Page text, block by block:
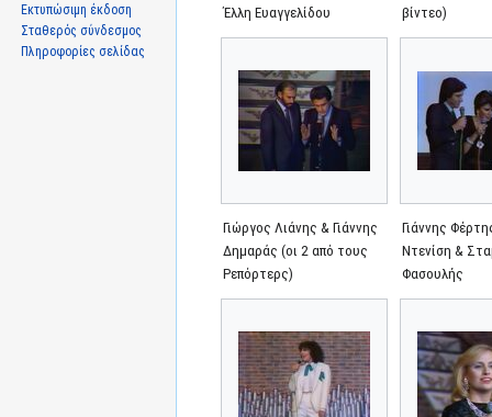
Έλλη Ευαγγελίδου
βίντεο)
Γιώργος Λιάνης & Γιάννης
Δημαράς (οι 2 από τους
Ρεπόρτερς)
Γιάννης
Ντενίση &
Φασουλής
Εκτυπώσιμη έκδοση
Σταθερός σύνδεσμος
Πληροφορίες σελίδας